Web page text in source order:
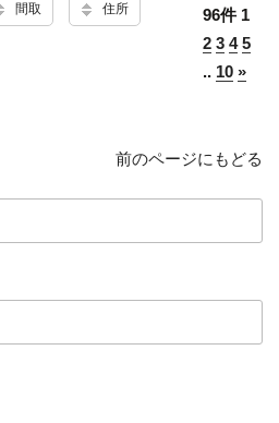
間取 住所 96件 1
2 3 4 5
.. 10 »
前のページにもどる